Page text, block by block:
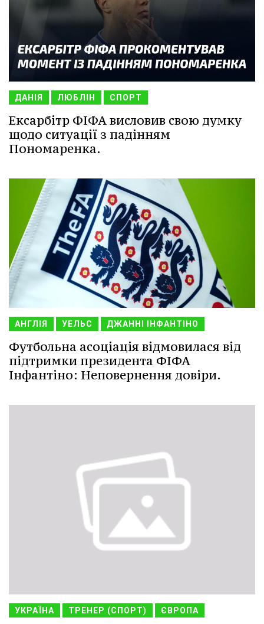
ДАНІЯ ЛЮБЛІН СПОРТ
Ексарбітр ФІФА висловив свою думку
щодо ситуації з падінням
Пономаренка.
АНГЛІЯ УЕЛЬС ДЖАННІ ІНФАНТІНО
Футбольна асоціація відмовилася від
підтримки президента ФІФА
Інфантіно: Неповернення довіри.
УКРАЇНА ТРЕНЕР (СПОРТ) ЄВРОПА